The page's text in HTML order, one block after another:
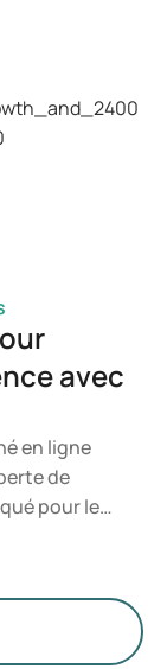
Vous
de
avec
en ligne
de
pour le
tels que